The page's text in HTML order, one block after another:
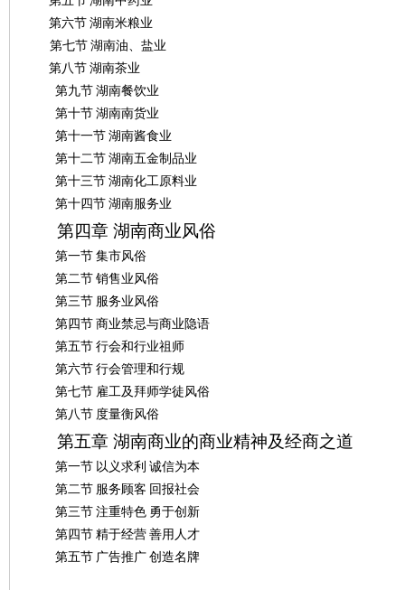
第六节 湖南米粮业
第七节 湖南油、盐业
第八节 湖南茶业
第九节 湖南餐饮业
第十节 湖南南货业
第十一节 湖南酱食业
第十二节 湖南五金制品业
第十三节 湖南化工原料业
第十四节 湖南服务业
第四章 湖南商业风俗
第一节 集市风俗
第二节 销售业风俗
第三节 服务业风俗
第四节 商业禁忌与商业隐语
第五节 行会和行业祖师
第六节 行会管理和行规
第七节 雇工及拜师学徒风俗
第八节 度量衡风俗
第五章 湖南商业的商业精神及经商之道
第一节 以义求利 诚信为本
第二节 服务顾客 回报社会
第三节 注重特色 勇于创新
第四节 精于经营 善用人才
第五节 广告推广 创造名牌